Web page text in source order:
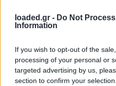
loaded.gr - Do Not
Information
If you wish to opt-out of the
processing of your personal or
targeted advertising by us,
section to confirm your
contemporary jazzy hip
τηνΠολωνία